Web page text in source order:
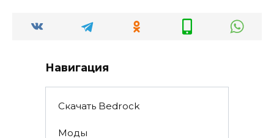
Навигация
Скачать Bedrock
Моды